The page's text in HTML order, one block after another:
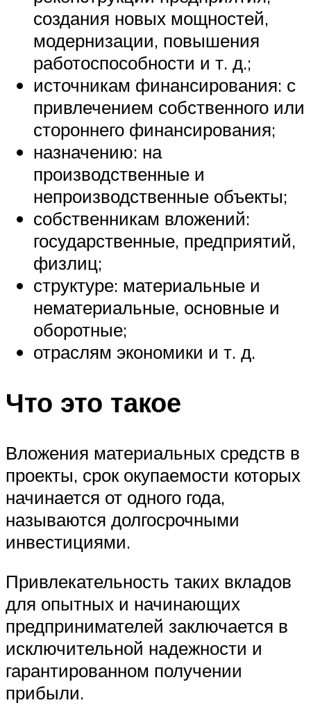
создания новых мощностей,
модернизации, повышения
работоспособности и т. д.;
источникам финансирования: с
привлечением собственного или
стороннего финансирования;
назначению: на
производственные и
непроизводственные объекты;
собственникам вложений:
государственные, предприятий,
физлиц;
структуре: материальные и
нематериальные, основные и
оборотные;
отраслям экономики и т. д.
Что это такое
Вложения материальных средств в
проекты, срок окупаемости которых
начинается от одного года,
называются долгосрочными
инвестициями.
Привлекательность таких вкладов
для опытных и начинающих
предпринимателей заключается в
исключительной надежности и
гарантированном получении
прибыли.